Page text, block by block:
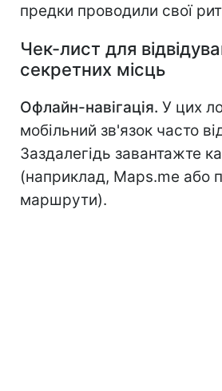
предки проводили свої
Чек-лист для
секретних місць
Офлайн-навігація. У цих
мобільний зв'язок часто
Заздалегідь завантажте
(наприклад, Maps.me або
маршрути).